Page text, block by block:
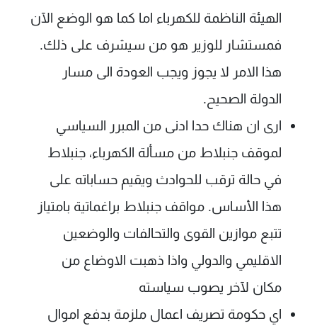
الهيئة الناظمة للكهرباء اما كما هو الوضع الآن
فمستشار للوزير هو من سيشرف على ذلك.
هذا الامر لا يجوز ويجب العودة الى مسار
الدولة الصحيح.
ارى ان هناك حدا ادنى من المبرر السياسي
لموقف جنبلاط من مسألة الكهرباء، جنبلاط
في حالة ترقب للحوادث ويقيم حساباته على
هذا الأساس. مواقف جنبلاط براغماتية بامتياز
تتبع موازين القوى والتحالفات والوضعين
الاقليمي والدولي واذا ذهبت الاوضاع من
مكان لآخر يصوب سياسته
اي حكومة تصريف اعمال ملزمة بدفع اموال